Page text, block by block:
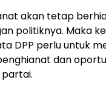
akan tetap
politiknya. Maka
DPP perlu untuk
dan